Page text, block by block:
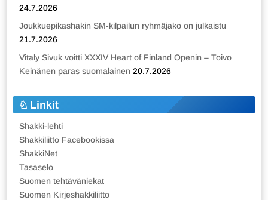
24.7.2026
Joukkuepikashakin SM-kilpailun ryhmäjako on julkaistu
21.7.2026
Vitaly Sivuk voitti XXXIV Heart of Finland Openin – Toivo
Keinänen paras suomalainen 20.7.2026
Linkit
Shakki-lehti
Shakkiliitto Facebookissa
ShakkiNet
Tasaselo
Suomen tehtäväniekat
Suomen Kirjeshakkiliitto